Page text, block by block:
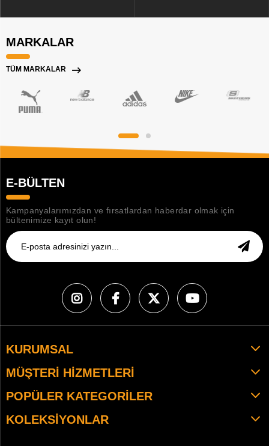
MARKALAR
TÜM MARKALAR
E-BÜLTEN
Kampanyalarımızdan ve fırsatlardan haberdar olmak için
bültenimize kayıt olun!
KURUMSAL
MÜŞTERI HIZMETLERI
POPÜLER KATEGORILER
KOLEKSIYONLAR